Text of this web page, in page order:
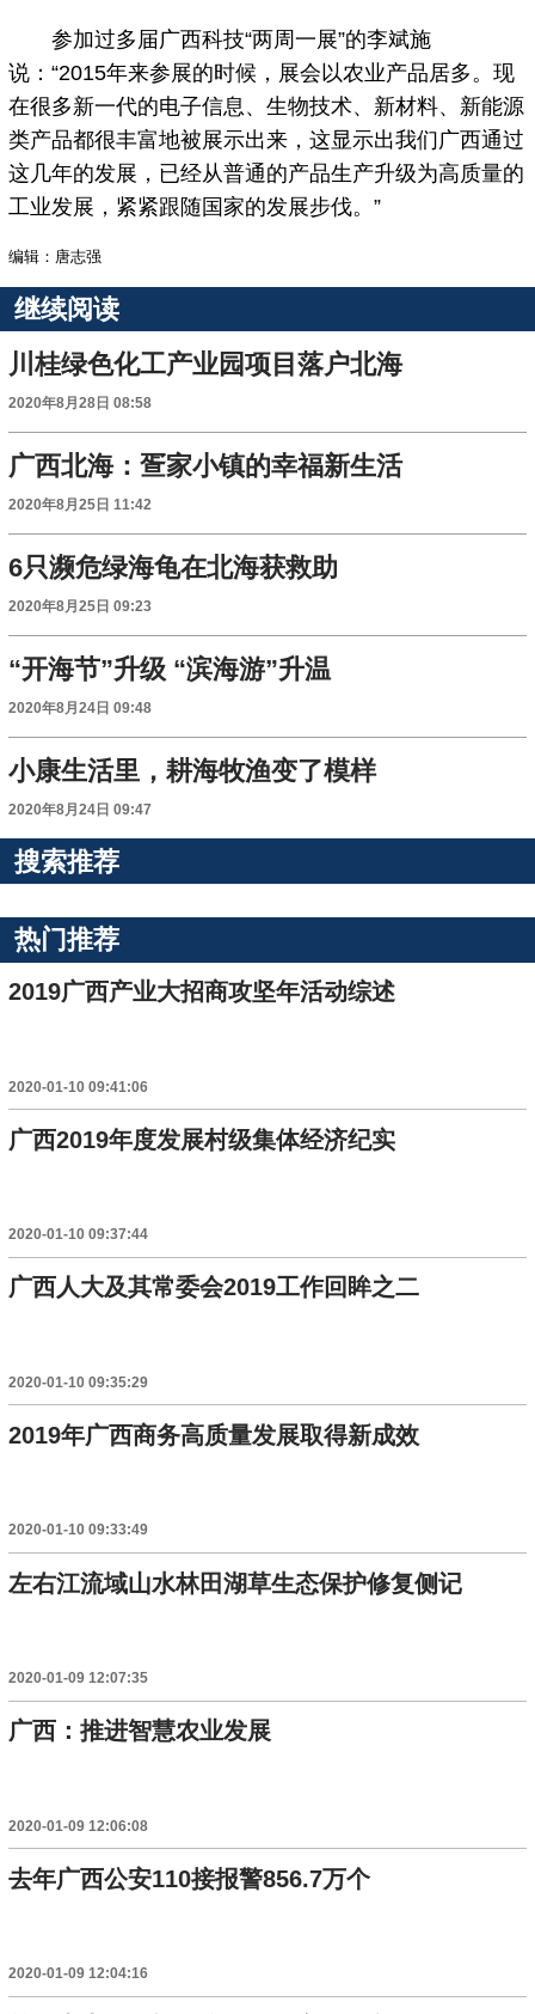
参加过多届广西科技“两周一展”的李斌施
说：“2015年来参展的时候，展会以农业产品居多。现
在很多新一代的电子信息、生物技术、新材料、新能源
类产品都很丰富地被展示出来，这显示出我们广西通过
这几年的发展，已经从普通的产品生产升级为高质量的
工业发展，紧紧跟随国家的发展步伐。”
编辑：唐志强
继续阅读
川桂绿色化工产业园项目落户北海
2020年8月28日 08:58
广西北海：疍家小镇的幸福新生活
2020年8月25日 11:42
6只濒危绿海龟在北海获救助
2020年8月25日 09:23
“开海节”升级 “滨海游”升温
2020年8月24日 09:48
小康生活里，耕海牧渔变了模样
2020年8月24日 09:47
搜索推荐
热门推荐
2019广西产业大招商攻坚年活动综述
2020-01-10 09:41:06
广西2019年度发展村级集体经济纪实
2020-01-10 09:37:44
广西人大及其常委会2019工作回眸之二
2020-01-10 09:35:29
2019年广西商务高质量发展取得新成效
2020-01-10 09:33:49
左右江流域山水林田湖草生态保护修复侧记
2020-01-09 12:07:35
广西：推进智慧农业发展
2020-01-09 12:06:08
去年广西公安110接报警856.7万个
2020-01-09 12:04:16